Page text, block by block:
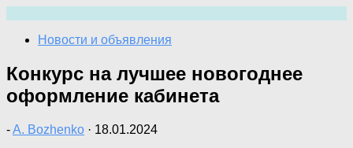
содержимому
Новости и объявления
Конкурс на лучшее новогоднее
оформление кабинета
-A. Bozhenko · 18.01.2024